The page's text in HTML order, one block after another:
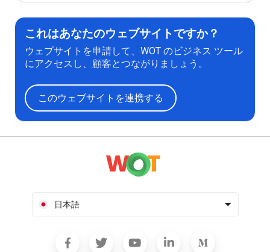
これはあなたのウェブサイトですか？
ウェブサイトを申請して、WOT のビジネス ツール
にアクセスし、顧客とつながりましょう。
このウェブサイトを連携する
日本語